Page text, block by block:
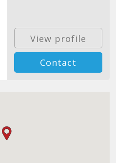
View profile
Contact